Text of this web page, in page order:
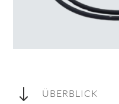
" ÜBERBLICK